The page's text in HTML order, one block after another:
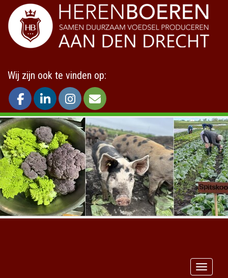
Wij zijn ook te vinden op:
Toggle